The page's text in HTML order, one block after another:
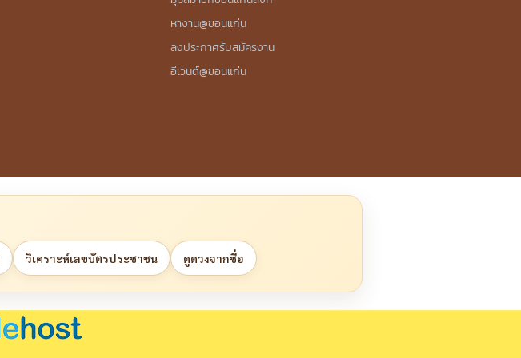
หางาน@ขอนแก่น
ลงประกาศรับสมัครงาน
อีเวนต์@ขอนแก่น
วิเคราะห์เลขบัตรประชาชน ดูดวงจากชื่อ